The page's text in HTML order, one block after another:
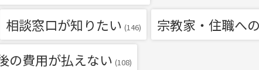
相談窓口が知りたい (146) 宗教家・住職へ
の費用が払えない (108)